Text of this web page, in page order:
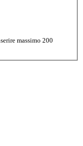
massimo 200